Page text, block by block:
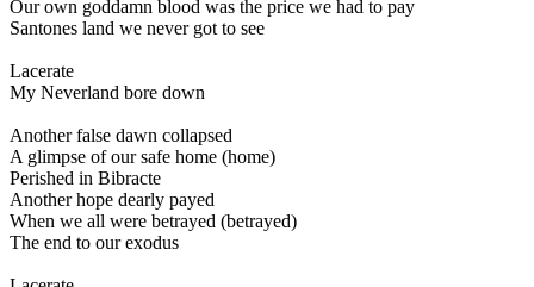
Our own goddamn blood was the price we had to pay
Santones land we never got to see
Lacerate
My Neverland bore down
Another false dawn collapsed
A glimpse of our safe home (home)
Perished in Bibracte
Another hope dearly payed
When we all were betrayed (betrayed)
The end to our exodus